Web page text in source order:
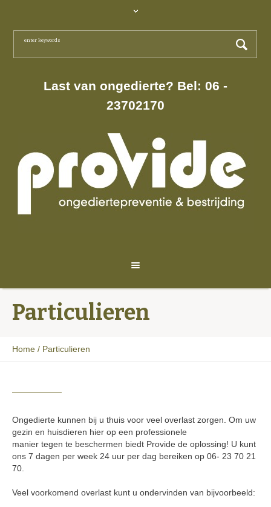
Last van ongedierte? Bel: 06 -
23702170
Particulieren
Home / Particulieren
Ongedierte kunnen bij u thuis voor veel overlast zorgen. Om uw
gezin en huisdieren hier op een professionele
manier tegen te beschermen biedt Provide de oplossing! U kunt
ons 7 dagen per week 24 uur per dag bereiken op 06- 23 70 21
70.
Veel voorkomend overlast kunt u ondervinden van bijvoorbeeld: